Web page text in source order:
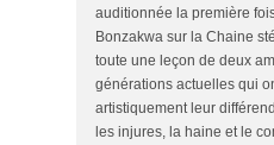
auditionnée la première
Bonzakwa sur la Chaine
toute une leçon de deux
générations actuelles qui
artistiquement leur
les injures, la haine et le